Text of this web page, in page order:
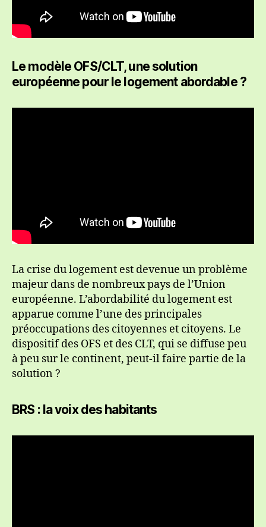
Le modèle OFS/CLT, une solution
européenne pour le logement abordable ?
La crise du logement est devenue un problème
majeur dans de nombreux pays de l’Union
européenne. L’abordabilité du logement est
apparue comme l’une des principales
préoccupations des citoyennes et citoyens. Le
dispositif des OFS et des CLT, qui se diffuse peu
à peu sur le continent, peut-il faire partie de la
solution ?
BRS : la voix des habitants